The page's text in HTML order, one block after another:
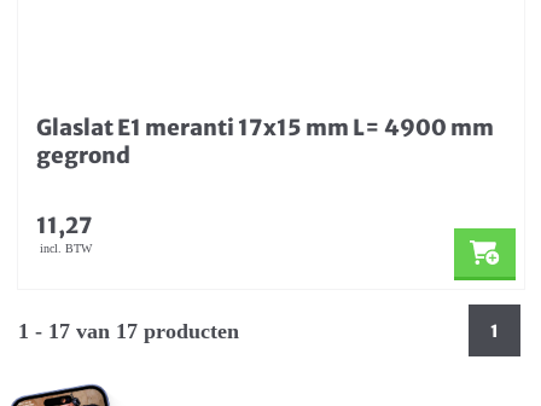
Glaslat E1 meranti 17x15 mm L= 4900 mm
gegrond
11,27
incl. BTW
1 - 17 van 17 producten 1